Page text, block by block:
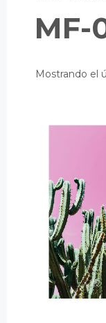
MF-
Mostrando el